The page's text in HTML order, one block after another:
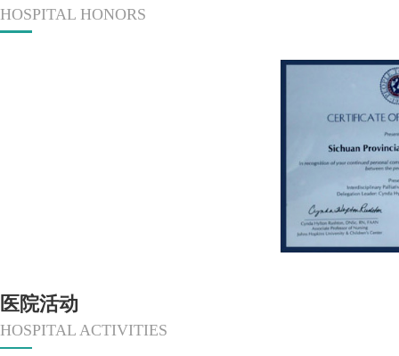
HOSPITAL HONORS
医院活动
HOSPITAL ACTIVITIES